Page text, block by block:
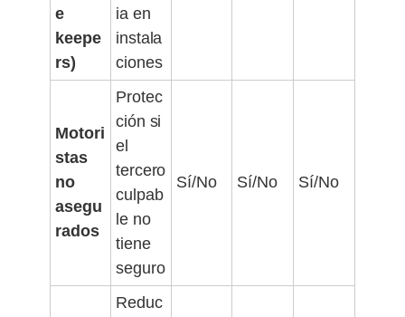
e
keepe
rs)
ia en
instala
ciones
Motori
stas
no
asegu
rados
Protec
ción si
el
tercero
culpab
le no
tiene
seguro
Sí/No Sí/No Sí/No
Reduc